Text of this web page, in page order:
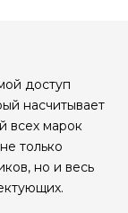
доступ
насчитывает
всех марок
только
но и весь